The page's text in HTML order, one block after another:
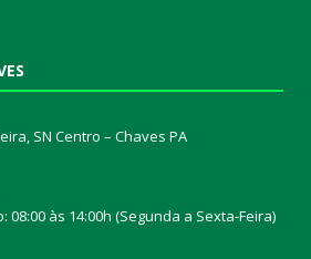
SN Centro – Chaves PA
às 14:00h (Segunda a Sexta-Feira)